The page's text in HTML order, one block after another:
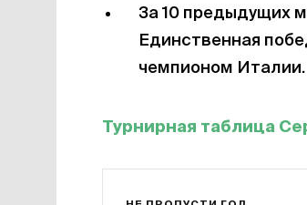
За 10 предыдущих
Единственная
чемпионом Италии.
Турнирная таблица